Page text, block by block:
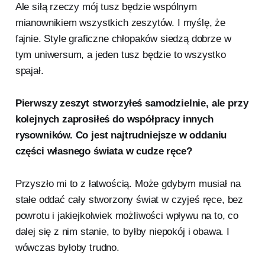
Ale siłą rzeczy mój tusz będzie wspólnym
mianownikiem wszystkich zeszytów. I myślę, że
fajnie. Style graficzne chłopaków siedzą dobrze w
tym uniwersum, a jeden tusz będzie to wszystko
spajał.
Pierwszy zeszyt stworzyłeś samodzielnie, ale przy
kolejnych zaprosiłeś do współpracy innych
rysowników. Co jest najtrudniejsze w oddaniu
części własnego świata w cudze ręce?
Przyszło mi to z łatwością. Może gdybym musiał na
stałe oddać cały stworzony świat w czyjeś ręce, bez
powrotu i jakiejkolwiek możliwości wpływu na to, co
dalej się z nim stanie, to byłby niepokój i obawa. I
wówczas byłoby trudno.